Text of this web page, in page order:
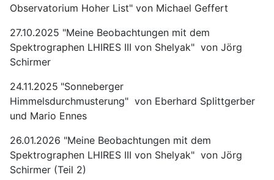
Observatorium Hoher List" von Michael Geffert
27.10.2025 "Meine Beobachtungen mit dem
Spektrographen LHIRES III von Shelyak" von Jörg
Schirmer
24.11.2025 "Sonneberger
Himmelsdurchmusterung" von Eberhard Splittgerber
und Mario Ennes
26.01.2026 "Meine Beobachtungen mit dem
Spektrographen LHIRES III von Shelyak" von Jörg
Schirmer (Teil 2)